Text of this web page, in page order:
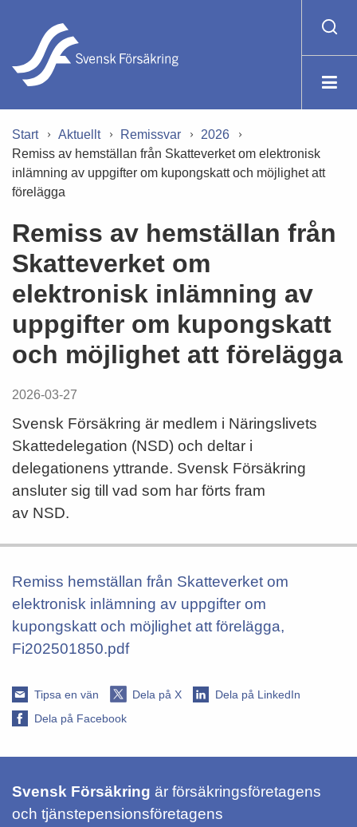
Start Aktuellt Remissvar
2026
Remiss av hemställan från Skatteverket om elektronisk
inlämning av uppgifter om kupongskatt och möjlighet att
förelägga
Remiss av hemställan från
Skatteverket om
elektronisk inlämning av
uppgifter om kupongskatt
och möjlighet att förelägga
2026-03-27
Svensk Försäkring är medlem i Näringslivets
Skattedelegation (NSD) och deltar i
delegationens yttrande. Svensk Försäkring
ansluter sig till vad som har förts fram
av NSD.
Remiss hemställan från Skatteverket om
elektronisk inlämning av uppgifter om
kupongskatt och möjlighet att förelägga,
Fi202501850.pdf
Tipsa en vän Dela på X
Dela på LinkedIn
Dela på Facebook
Svensk Försäkring är försäkringsföretagens
och tjänstepensionsföretagens